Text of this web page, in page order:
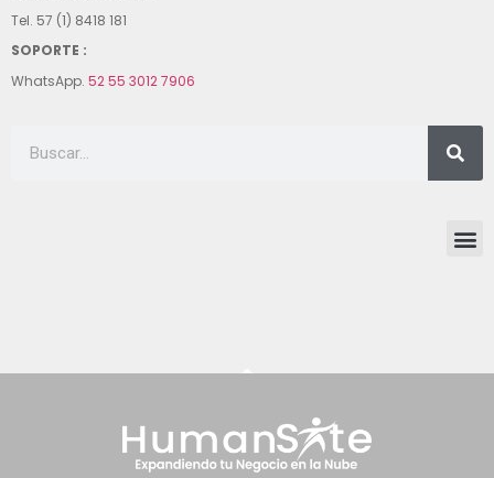
Tel. 57 (1) 8418 181
SOPORTE :
WhatsApp. 52 55 3012 7906